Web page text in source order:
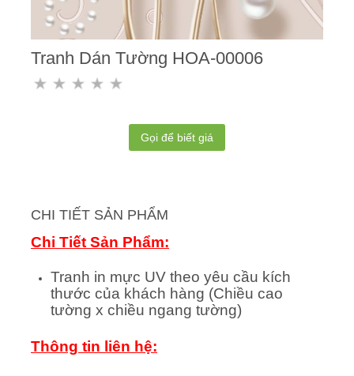
Tranh Dán Tường HOA-00006
Gọi để biết giá
CHI TIẾT SẢN PHẨM
Chi Tiết Sản Phẩm:
Tranh in mực UV theo yêu cầu kích
thước của khách hàng (Chiều cao
tường x chiều ngang tường)
Thông tin liên hệ: